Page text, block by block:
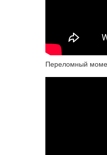
Переломный